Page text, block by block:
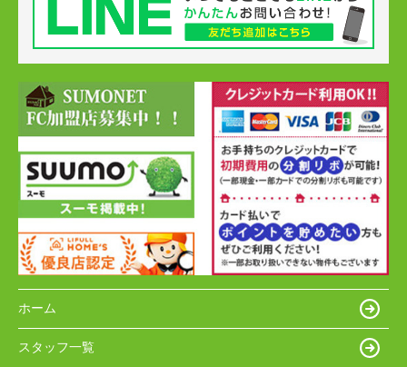
ホーム
スタッフ一覧